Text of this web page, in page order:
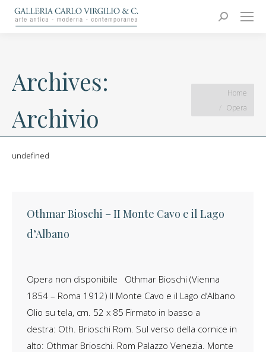
Search:
Carlo Virgilio & C.
Arte moderna e contemporanea
Archives:
Archivio
You are here:
Home
Opera
undefined
Othmar Bioschi – II Monte Cavo e il Lago
d’Albano
Opera non disponibile Othmar Bioschi (Vienna
1854 – Roma 1912) II Monte Cavo e il Lago d’Albano
Olio su tela, cm. 52 x 85 Firmato in basso a
destra: Oth. Brioschi Rom. Sul verso della cornice in
alto: Othmar Brioschi. Rom Palazzo Venezia. Monte